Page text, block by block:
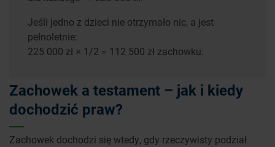
Jeśli jedno z dzieci nie otrzymało nic, a jest
pełnoletnie:
225 000 zł × 1/2 = 112 500 zł zachowku.
Zachowek a testament – jak i kiedy
dochodzić praw?
Zachowek dochodzi się wtedy, gdy rzeczywisty podział